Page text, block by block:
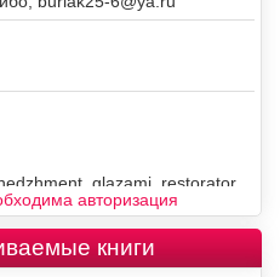
авторизация
книги